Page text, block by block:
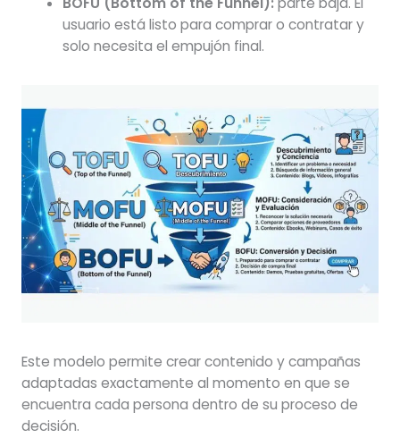
usuario está listo para comprar o contratar y
solo necesita el empujón final.
Este modelo permite crear contenido y campañas
adaptadas exactamente al momento en que se
encuentra cada persona dentro de su proceso de
decisión.